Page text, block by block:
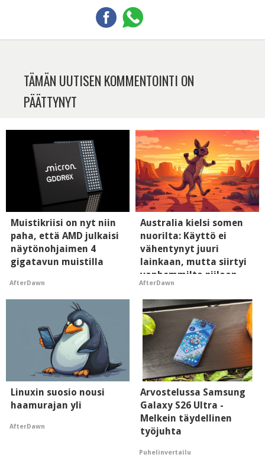
TÄMÄN UUTISEN KOMMENTOINTI ON
PÄÄTTYNYT
Muistikriisi on nyt niin
paha, että AMD julkaisi
näytönohjaimen 4
gigatavun muistilla
AfterDawn
Australia kielsi somen
nuorilta: Käyttö ei
vähentynyt juuri
lainkaan, mutta siirtyi
vanhemmilta piiloon
AfterDawn
Linuxin suosio nousi
haamurajan yli
AfterDawn
Arvostelussa Samsung
Galaxy S26 Ultra -
Melkein täydellinen
työjuhta
Puhelinvertailu